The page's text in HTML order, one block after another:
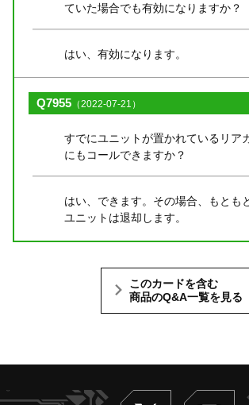
ていた場合でも有効になりますか？
はい、有効になります。
Q7955 （2022-07-21）
すでにユニットが置かれているリア
にもコールできますか？
はい、できます。その場合、もとも
ユニットは退却します。
このカードを含む
商品のQ&A一覧を見る
Twitter